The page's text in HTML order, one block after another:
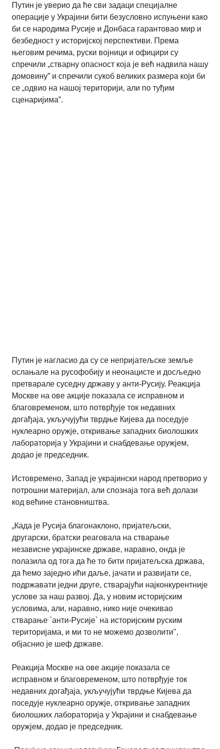
Путин је уверио да ће сви задаци специјалне
операције у Украјини бити безусловно испуњени како
би се народима Русије и Донбаса гарантовао мир и
безбедност у историјској перспективи. Према
његовим речима, руски војници и официри су
спречили „стварну опасност која је већ надвила нашу
домовину” и спречили сукоб великих размера који би
се „одвио на нашој територији, али по туђим
сценаријима”.
Путин је нагласио да су се непријатељске земље
ослањале на русофобију и неонацисте и досљедно
претварале суседну државу у анти-Русију. Реакција
Москве на ове акције показала се исправном и
благовременом, што потврђује ток недавних
догађаја, укључујући тврдње Кијева да поседује
нуклеарно оружје, откривање западних биолошких
лабораторија у Украјини и снабдевање оружјем,
додао је председник.
Истовремено, Запад је украјински народ претворио у
потрошни материјал, али спознаја тога већ долази
код већине становништва.
„Када је Русија благонаклоно, пријатељски,
другарски, братски реаговала на стварање
независне украјинске државе, наравно, онда је
полазила од тога да ће то бити пријатељска држава,
да ћемо заједно ићи даље, јачати и развијати се,
подржавати једни друге, стварајући најконкурентније
услове за наш развој. Да, у новим историјским
условима, али, наравно, нико није очекивао
стварање `анти-Русије` на историјским руским
територијама, и ми то не можемо дозволити",
објаснио је шеф државе.
Реакција Москве на ове акције показала се
исправном и благовременом, што потврђује ток
недавних догађаја, укључујући тврдње Кијева да
поседује нуклеарно оружје, откривање западних
биолошких лабораторија у Украјини и снабдевање
оружјем, додао је председник.